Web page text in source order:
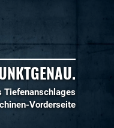
Tiefenanschlages
Vorderseite